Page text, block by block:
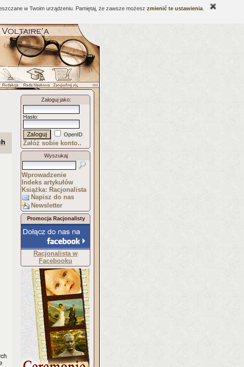
w Twoim urządzeniu. Pamiętaj, że zawsze możesz zmienić te ustawienia
Zaloguj jako:
Hasło:
OpenID
Załóż sobie konto..
Wyszukaj
Wprowadzenie
Indeks artykułów
Książka: Racjonalista
Napisz do nas
Newsletter
Promocja Racjonalisty
Racjonalista w
Facebooku